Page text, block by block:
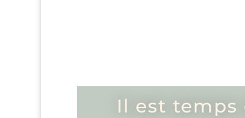
Il est